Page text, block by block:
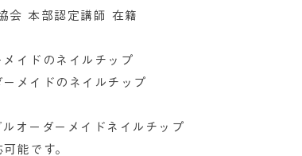
会 本部認定講師 在籍
イドのネイルチップ
メイドのネイルチップ
オーダーメイドネイルチップ
能です。